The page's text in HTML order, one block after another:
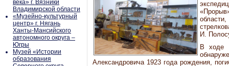
века» г. Вязники
Владимирской области
«Музейно-культурный
центр» г. Нягань
Ханты-Мансийского
автономного округа –
Югры
Mузей «Истории
образования
И.
В ходе
Александровича 1923 года рождения,